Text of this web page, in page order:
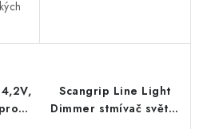
Scangrip Line Light
Dimmer stmívač světel